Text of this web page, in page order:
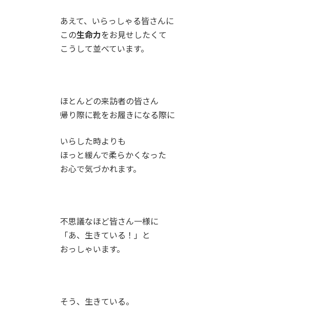
あえて、いらっしゃる皆さんに
この生命力をお見せしたくて
こうして並べています。
ほとんどの来訪者の皆さん
帰り際に靴をお履きになる際に
いらした時よりも
ほっと緩んで柔らかくなった
お心で気づかれます。
不思議なほど皆さん一様に
「あ、生きている！」と
おっしゃいます。
そう、生きている。